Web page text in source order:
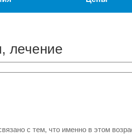
лечение
с тем, что именно в этом